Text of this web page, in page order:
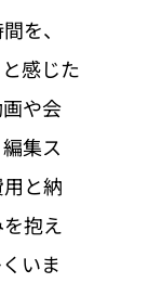
を、
感じた
や会
集ス
と納
抱え
いま